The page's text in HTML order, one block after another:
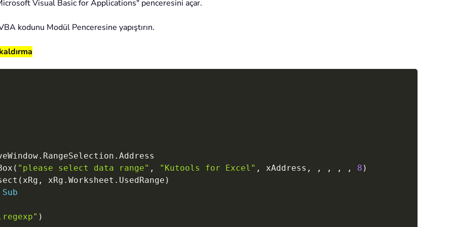
Visual Basic for Applications" penceresini açar.
kodunu Modül Penceresine yapıştırın.
. RangeSelection . Address
( "please select data range" , "Kutools for Excel" , xAddress , , , , , 8 )
( xRg , xRg . Worksheet . UsedRange )
Sub
)